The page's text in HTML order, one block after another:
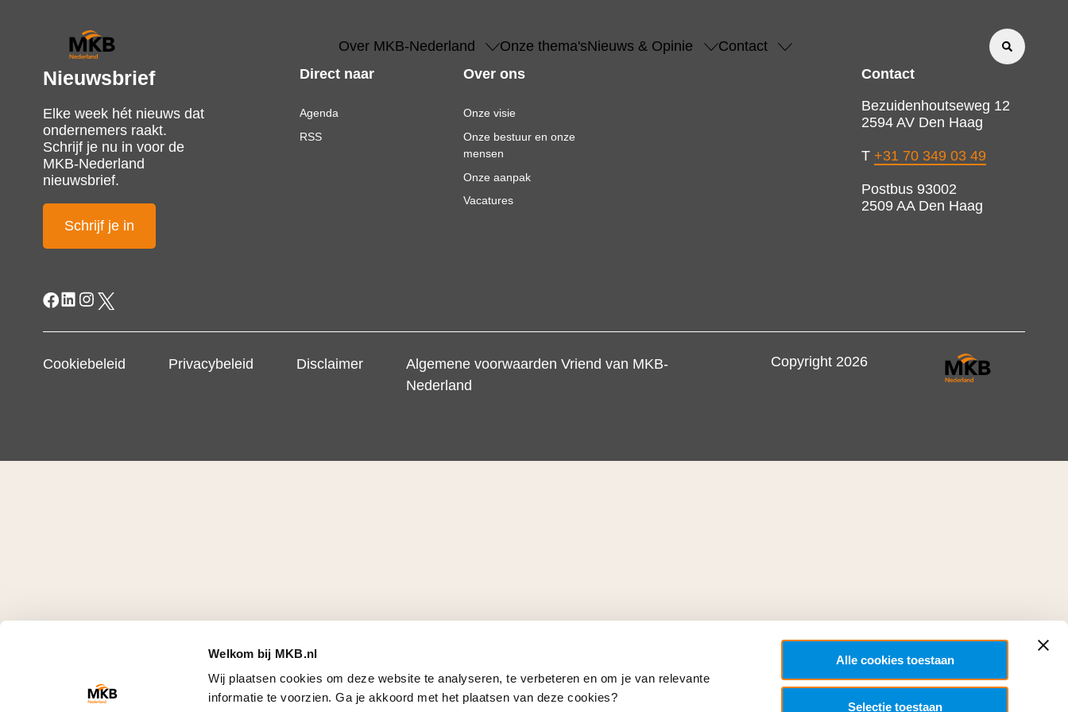
Welkom bij MKB.nl
Wij plaatsen cookies om deze website te analyseren, te verbeteren en om je van relevante
informatie te voorzien. Ga je akkoord met het plaatsen van deze cookies?
Alle cookies toestaan
Selectie toestaan
Over MKB-Nederland Onze thema'sNieuws & Opinie Contact
Nieuwsbrief
Elke week hét nieuws dat
ondernemers raakt.
Schrijf je nu in voor de
MKB-Nederland
nieuwsbrief.
Schrijf je in
Direct naar
Agenda
RSS
Over ons
Onze visie
Onze bestuur en onze
mensen
Onze aanpak
Vacatures
Contact
Bezuidenhoutseweg 12
2594 AV Den Haag
T +31 70 349 03 49
Postbus 93002
2509 AA Den Haag
Cookiebeleid Privacybeleid Disclaimer
Algemene voorwaarden Vriend van MKB-
Nederland
Copyright 2026